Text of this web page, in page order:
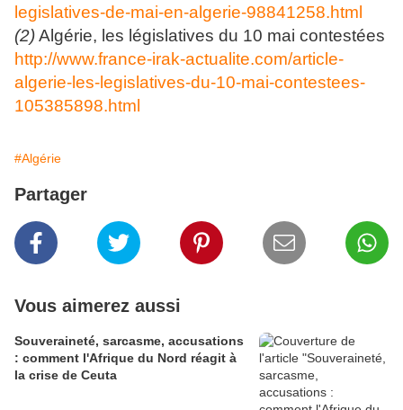
legislatives-de-mai-en-algerie-98841258.html
(2)Algérie, les législatives du 10 mai contestées
http://www.france-irak-actualite.com/article-
algerie-les-legislatives-du-10-mai-contestees-
105385898.html
#Algérie
Partager
Vous aimerez aussi
Souveraineté, sarcasme, accusations
: comment l'Afrique du Nord réagit à
la crise de Ceuta